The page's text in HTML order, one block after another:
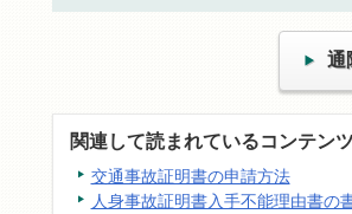
通
関連して読まれているコンテンツ
交通事故証明書の申請方法
人身事故証明書入手不能理由書の